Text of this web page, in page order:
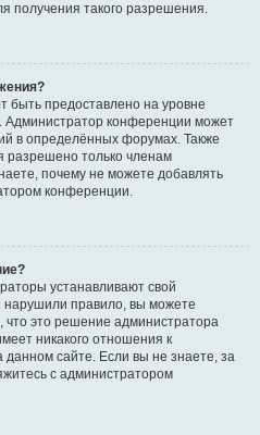
получения такого разрешения.
быть предоставлено на уровне
Администратор конференции может
в определённых форумах. Также
разрешено только членам
почему не можете добавлять
конференции.
устанавливают свой
нарушили правило, вы можете
что это решение администратора
никакого отношения к
сайте. Если вы не знаете, за
с администратором